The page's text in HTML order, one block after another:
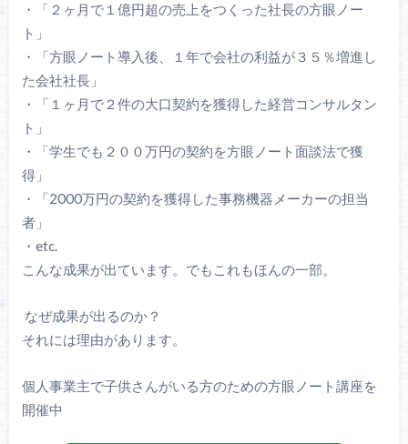
・「２ヶ月で１億円超の売上をつくった社長の方眼ノー
ト」
・「方眼ノート導入後、１年で会社の利益が３５％増進し
た会社社長」
・「１ヶ月で２件の大口契約を獲得した経営コンサルタン
ト」
・「学生でも２００万円の契約を方眼ノート面談法で獲
得」
・「2000万円の契約を獲得した事務機器メーカーの担当
者」
・etc.
こんな成果が出ています。でもこれもほんの一部。
なぜ成果が出るのか？
それには理由があります。
個人事業主で子供さんがいる方のための方眼ノート講座を
開催中